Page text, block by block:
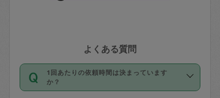
よくある質問
1回あたりの依頼時間は決まっています
か？